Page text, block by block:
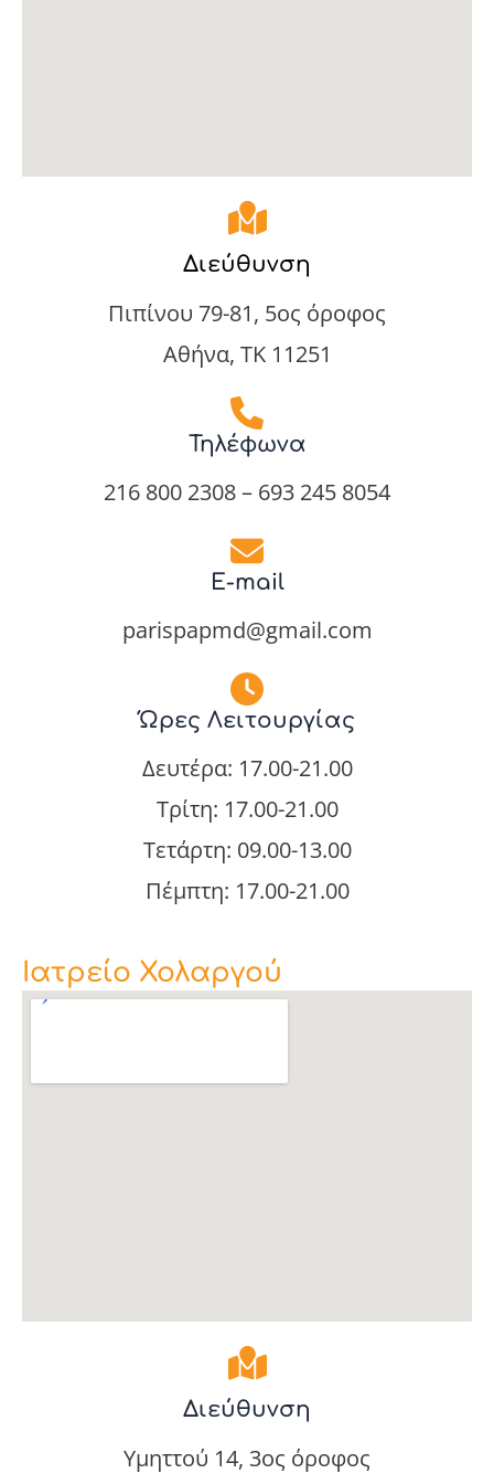
Διεύθυνση
Πιπίνου 79-81, 5ος όροφος
Αθήνα, ΤΚ 11251
Τηλέφωνα
216 800 2308 – 693 245 8054
E-mail
parispapmd@gmail.com
Ώρες Λειτουργίας
Δευτέρα: 17.00-21.00
Τρίτη: 17.00-21.00
Τετάρτη: 09.00-13.00
Πέμπτη: 17.00-21.00
Ιατρείο Χολαργού
Διεύθυνση
Υμηττού 14, 3ος όροφος